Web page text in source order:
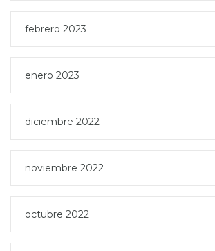
febrero 2023
enero 2023
diciembre 2022
noviembre 2022
octubre 2022